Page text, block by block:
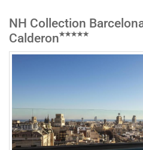
NH Collection
Calderon